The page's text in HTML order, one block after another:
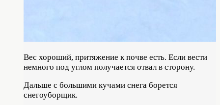
Вес хороший, притяжение к почве есть. Если вести
немного под углом получается отвал в сторону.
Дальше с большими кучами снега борется
снегоуборщик.